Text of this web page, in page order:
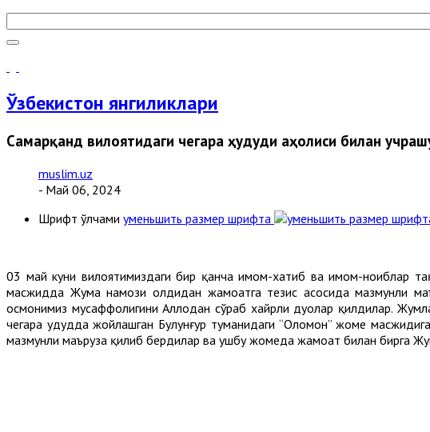
Ўзбекистон янгиликлари
Самарқанд вилоятидаги чегара ҳудуди аҳолиси билан
muslim.uz
- Май 06, 2024
Шрифт ўлчами уменьшить размер шрифта
03 май куни вилоятимиздаги бир қанча имом-хатиб ва имом-ноиблар
масжидда Жума намози олдидан жамоатга тезис асосида мазмунли
осмонимиз мусаффолигини Аллоҳдан сўраб хайрли дуолар қилдилар.
чегара ҳудудда жойлашган Булунғур туманидаги “Оломон” жоме
мазмунли маъруза қилиб бердилар ва ушбу жомеда жамоат билан бирга